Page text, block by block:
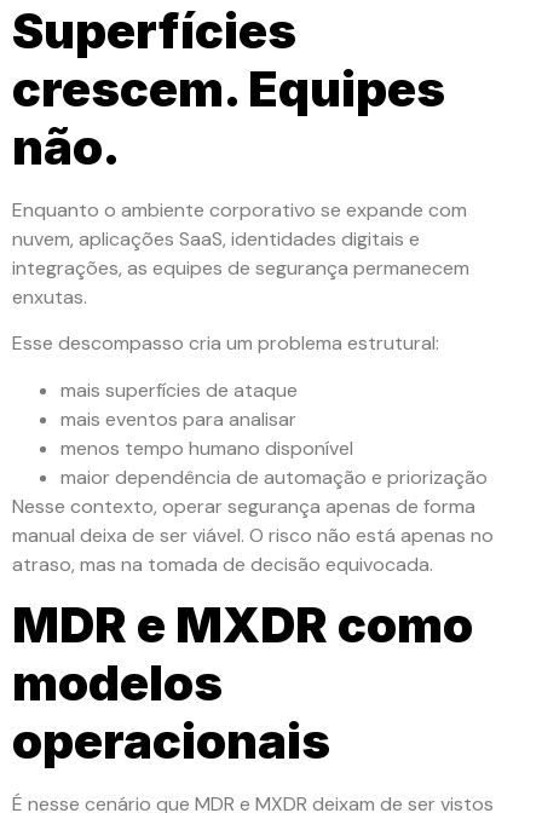
Superfícies
crescem. Equipes
não.
Enquanto o ambiente corporativo se expande com
nuvem, aplicações SaaS, identidades digitais e
integrações, as equipes de segurança permanecem
enxutas.
Esse descompasso cria um problema estrutural:
mais superfícies de ataque
mais eventos para analisar
menos tempo humano disponível
maior dependência de automação e priorização
Nesse contexto, operar segurança apenas de forma
manual deixa de ser viável. O risco não está apenas no
atraso, mas na tomada de decisão equivocada.
MDR e MXDR como
modelos
operacionais
É nesse cenário que MDR e MXDR deixam de ser vistos